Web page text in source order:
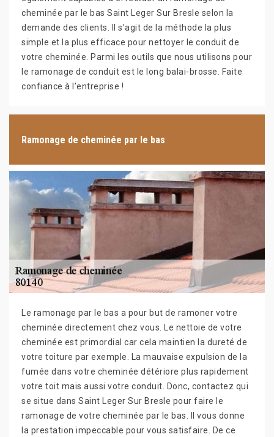
cheminée par le bas Saint Leger Sur Bresle selon la
demande des clients. Il s’agit de la méthode la plus
simple et la plus efficace pour nettoyer le conduit de
votre cheminée. Parmi les outils que nous utilisons pour
le ramonage de conduit est le long balai-brosse. Faite
confiance à l’entreprise !
Ramonage de cheminée par le bas
Le ramonage par le bas a pour but de ramoner votre
cheminée directement chez vous. Le nettoie de votre
cheminée est primordial car cela maintien la dureté de
votre toiture par exemple. La mauvaise expulsion de la
fumée dans votre cheminée détériore plus rapidement
votre toit mais aussi votre conduit. Donc, contactez qui
se situe dans Saint Leger Sur Bresle pour faire le
ramonage de votre cheminée par le bas. Il vous donne
la prestation impeccable pour vous satisfaire. De ce